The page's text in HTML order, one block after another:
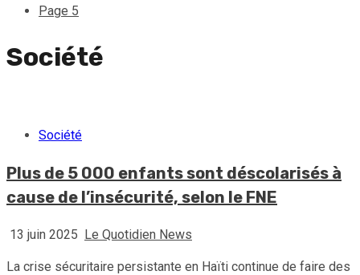
Page 5
Société
Société
Plus de 5 000 enfants sont déscolarisés à
cause de l’insécurité, selon le FNE
13 juin 2025 Le Quotidien News
La crise sécuritaire persistante en Haïti continue de faire des